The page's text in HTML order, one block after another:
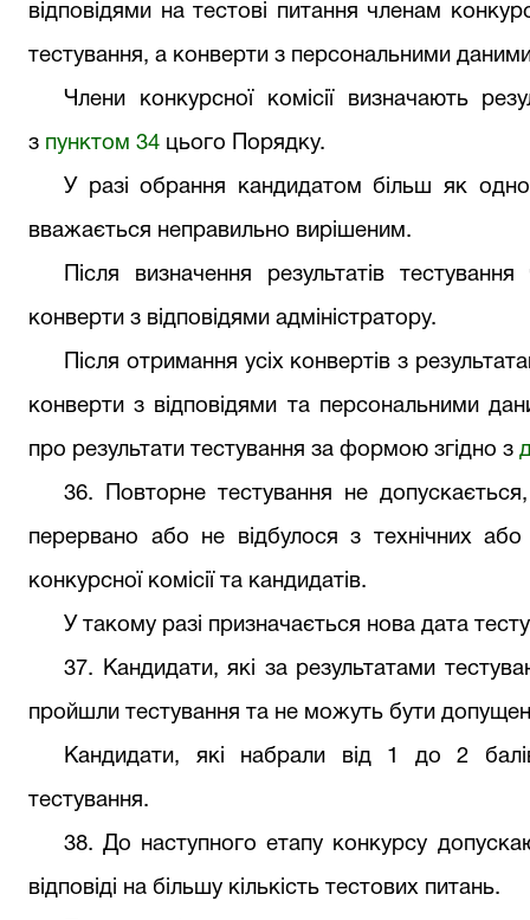
відповідями на тестові питання членам
тестування, а конверти з персональними
Члени конкурсної комісії визначають
з пунктом 34 цього Порядку.
У разі обрання кандидатом більш як
вважається неправильно вирішеним.
Після визначення результатів
конверти з відповідями адміністратору.
Після отримання усіх конвертів з
конверти з відповідями та персональними
про результати тестування за формою згідно з
36. Повторне тестування не
перервано або не відбулося з технічних
конкурсної комісії та кандидатів.
У такому разі призначається нова дата
37. Кандидати, які за результатами
пройшли тестування та не можуть бути
Кандидати, які набрали від 1 до 2
тестування.
38. До наступного етапу конкурсу
відповіді на більшу кількість тестових питань.